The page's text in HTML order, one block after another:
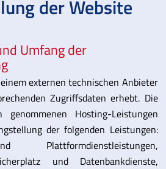
der Website
Umfang der
externen technischen Anbieter
Zugriffsdaten erhebt. Die
Hosting-Leistungen
der folgenden Leistungen:
Plattformdienstleistungen,
und Datenbankdienste,